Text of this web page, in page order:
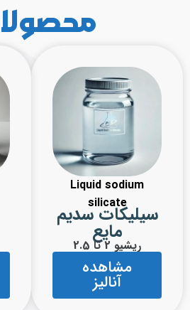
Liquid sodium
silicate
سیلیکات سدیم
مایع
ریشیو 2 تا 2.5
مشاهده
آنالیز